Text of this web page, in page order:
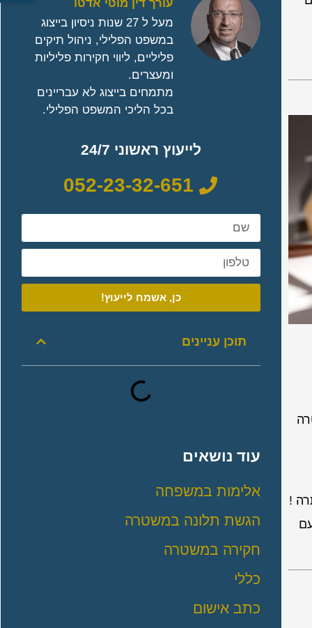
!
עורך דין מוטי אדטו
מעל ל 27 שנות ניסיון בייצוג
במשפט הפלילי, ניהול תיקים
פליליים, ליווי חקירות פליליות
ומעצרים.
מתמחים בייצוג לא עבריינים
בכל הליכי המשפט הפלילי.
לייעוץ ראשוני 24/7
052-23-32-651
כן, אשמח לייעוץ!
תוכן עניינים
עוד נושאים
אלימות במשפחה
הגשת תלונה במשטרה
חקירה במשטרה
כללי
כתב אישום